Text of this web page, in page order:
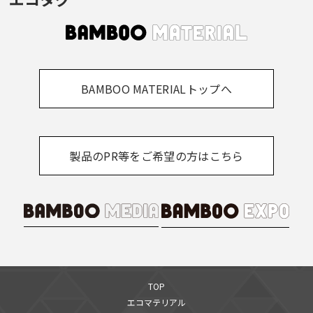
BAMBOO MATERIALトップへ
製品のPR等をご希望の方はこちら
TOP
エコマテリアル